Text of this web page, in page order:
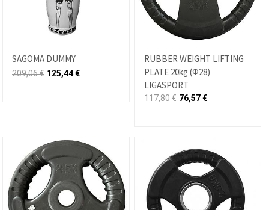
SAGOMA DUMMY
209,06€ 125,44€
RUBBER WEIGHT LIFTING
PLATE 20kg (Φ28)
LIGASPORT
117,80€ 76,57€